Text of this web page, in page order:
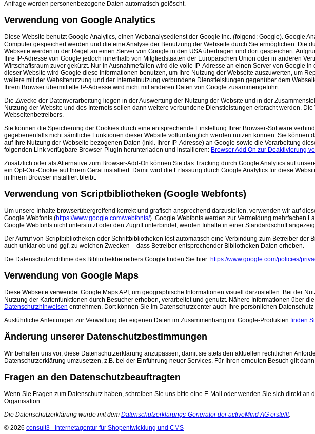
Anfrage werden personenbezogene Daten automatisch gelöscht.
Verwendung von Google Analytics
Diese Website benutzt Google Analytics, einen Webanalysedienst der Google Inc. (folgend: Google). Google
Computer gespeichert werden und die eine Analyse der Benutzung der Webseite durch Sie ermöglichen. Die
Webseite werden in der Regel an einen Server von Google in den USA übertragen und dort gespeichert.
Ihre IP-Adresse von Google jedoch innerhalb von Mitgliedstaaten der Europäischen Union oder in anderen
Wirtschaftsraum zuvor gekürzt. Nur in Ausnahmefällen wird die volle IP-Adresse an einen Server von Google
dieser Website wird Google diese Informationen benutzen, um Ihre Nutzung der Webseite auszuwerten, um
weitere mit der Websitenutzung und der Internetnutzung verbundene Dienstleistungen gegenüber dem
Ihrem Browser übermittelte IP-Adresse wird nicht mit anderen Daten von Google zusammengeführt.
Die Zwecke der Datenverarbeitung liegen in der Auswertung der Nutzung der Website und in der
Nutzung der Website und des Internets sollen dann weitere verbundene Dienstleistungen erbracht werden.
Webseitenbetreibers.
Sie können die Speicherung der Cookies durch eine entsprechende Einstellung Ihrer Browser-Software
gegebenenfalls nicht sämtliche Funktionen dieser Website vollumfänglich werden nutzen können. Sie können
auf Ihre Nutzung der Webseite bezogenen Daten (inkl. Ihrer IP-Adresse) an Google sowie die Verarbeitung
folgenden Link verfügbare Browser-Plugin herunterladen und installieren: Browser Add On zur Deaktivierung
Zusätzlich oder als Alternative zum Browser-Add-On können Sie das Tracking durch Google Analytics auf
ein Opt-Out-Cookie auf Ihrem Gerät installiert. Damit wird die Erfassung durch Google Analytics für diese
in Ihrem Browser installiert bleibt.
Verwendung von Scriptbibliotheken (Google Webfonts)
Um unsere Inhalte browserübergreifend korrekt und grafisch ansprechend darzustellen, verwenden wir auf
Google Webfonts (https://www.google.com/webfonts/). Google Webfonts werden zur Vermeidung mehrfachen
Google Webfonts nicht unterstützt oder den Zugriff unterbindet, werden Inhalte in einer Standardschrift
Der Aufruf von Scriptbibliotheken oder Schriftbibliotheken löst automatisch eine Verbindung zum Betreiber
auch unklar ob und ggf. zu welchen Zwecken – dass Betreiber entsprechender Bibliotheken Daten erheben.
Die Datenschutzrichtlinie des Bibliothekbetreibers Google finden Sie hier: https://www.google.com/policies/
Verwendung von Google Maps
Diese Webseite verwendet Google Maps API, um geographische Informationen visuell darzustellen. Bei der
Nutzung der Kartenfunktionen durch Besucher erhoben, verarbeitet und genutzt. Nähere Informationen über
Datenschutzhinweisen entnehmen. Dort können Sie im Datenschutzcenter auch Ihre persönlichen
Ausführliche Anleitungen zur Verwaltung der eigenen Daten im Zusammenhang mit Google-Produkten finden
Änderung unserer Datenschutzbestimmungen
Wir behalten uns vor, diese Datenschutzerklärung anzupassen, damit sie stets den aktuellen rechtlichen
Datenschutzerklärung umzusetzen, z.B. bei der Einführung neuer Services. Für Ihren erneuten Besuch gilt
Fragen an den Datenschutzbeauftragten
Wenn Sie Fragen zum Datenschutz haben, schreiben Sie uns bitte eine E-Mail oder wenden Sie sich direkt an
Organisation:
Die Datenschutzerklärung wurde mit dem Datenschutzerklärungs-Generator der activeMind AG erstellt.
© 2026 consult3 - Internetagentur für Shopentwicklung und CMS